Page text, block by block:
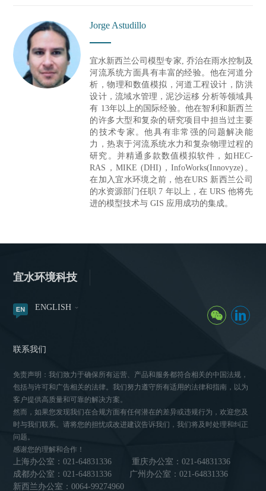
Jorge Astudillo
宜水新西兰公司模型专家, 乔治在雨水控制及
河流系统方面具有丰富的经验。他在河道分
析，物理和数值模拟，河道工程设计，防洪
设计，流域水管理，泥沙运移 分析等领域具
有 13年以上的国际经验。他在智利和新西兰
的许多大型和复杂的研究项目中担当过主要
的技术专家。他具有非常强的问题解决能
力，热衷于河流系统水力和复杂物理过程的
研究。并精通多款数值模拟软件，如HEC-
RAS，MIKE (DHI)，InfoWorks(Innovyze)。
在加入宜水环境之前，他在URS 新西兰公司
的水资源部门任职 7 年以上，在 URS 他将先
进的模型技术与 GIS 应用成功的集成。
宜水环境科技
ENGLISH
联系我们
免责声明：我们致力于确保所有运营、产品和服务都符合相关的中国法规，
包括与许可和广告相关的法律。我们努力遵守所有适用的法律和指南，以为
客户提供高质量和可靠的解决方案。
然而，如果您发现我们在合规方面有任何潜在的差异或违规行为，欢迎您及
时与我们联系。请将您的担忧或改进建议告诉我们，我们将及时处理和纠正
问题。
感谢您的理解和合作！
上海办公室：021-64831336
重庆办公室：021-64831336
成都办公室：021-64831336
广州办公室：021-64831336
新西兰办公室：0064-99274960